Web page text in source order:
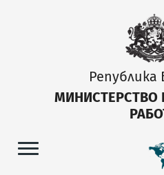
Република
МИНИСТЕРСТВО